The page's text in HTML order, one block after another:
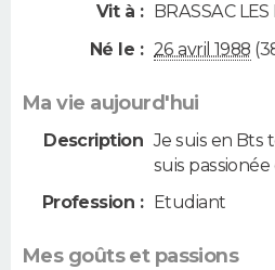
Vit à : BRASSAC
Né le : 26 avril 1988
Ma vie aujourd'hui
Description Je suis en Bts
suis
Profession : Etudiant
Mes goûts et passions